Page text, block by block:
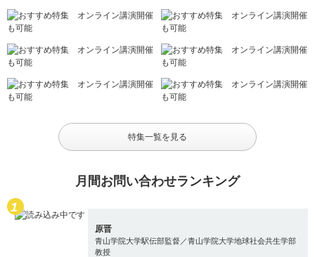
特集一覧を見る
月間お問い合わせランキング
原晋
青山学院大学駅伝部監督／青山学院大学地球社会共生学部
教授